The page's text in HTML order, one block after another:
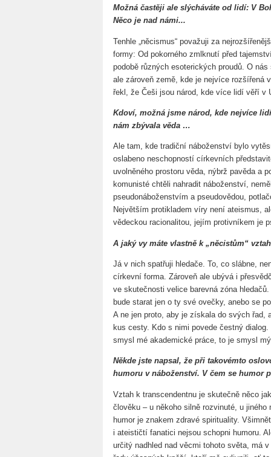
Možná častěji ale slýcháváte od lidí: V
Něco je nad námi...
Tenhle „něcismus“ považuji za
formy: Od pokorného zmlknutí před
podobě různých esoterických proudů. O
ale zároveň země, kde je nejvíce rozšířená
řekl, že Češi jsou národ, kde více lidí věří v
Kdoví, možná jsme národ, kde nejvíce
nám zbývala věda …
Ale tam, kde tradiční náboženství bylo
oslabeno neschopností církevních
uvolněného prostoru věda, nýbrž pavěda a
komunisté chtěli nahradit náboženství,
pseudonáboženstvím a pseudovědou,
Největším protikladem víry není ateismus,
vědeckou racionalitou, jejím protivníkem je
A jaký vy máte vlastně k „něcistům“
Já v nich spatřuji hledače. To, co slábne,
církevní forma. Zároveň ale ubývá i
ve skutečnosti velice barevná zóna
bude starat jen o ty své ovečky, anebo se
A ne jen proto, aby je získala do svých řad,
kus cesty. Kdo s nimi povede čestný
smysl mé akademické práce, to je smysl
Někde jste napsal, že při takovémto
humoru v náboženství. V čem se humor
Vztah k transcendentnu je skutečně něco
člověku – u někoho silně rozvinuté, u
humor je znakem zdravé spirituality.
i ateističtí fanatici nejsou schopni humoru.
určitý nadhled nad věcmi tohoto světa, má